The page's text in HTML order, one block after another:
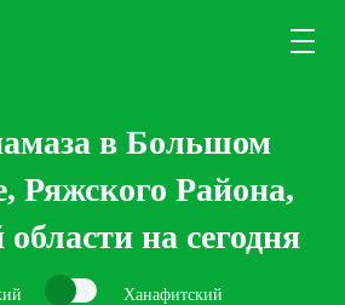
в Большом
Ряжского Района,
на сегодня
Ханафитский